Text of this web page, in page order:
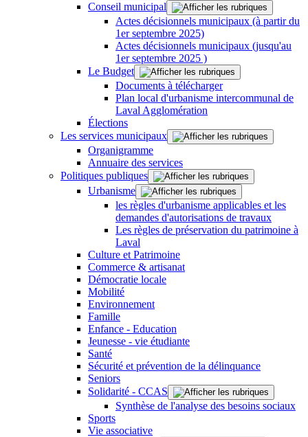
Conseil municipal
Actes décisionnels municipaux (à partir du
1er septembre 2025)
Actes décisionnels municipaux (jusqu'au
1er septembre 2025 )
Le Budget
Documents à télécharger
Plan local d'urbanisme intercommunal de
Laval Agglomération
Élections
Les services municipaux
Organigramme
Annuaire des services
Politiques publiques
Urbanisme
les règles d'urbanisme applicables et les
demandes d'autorisations de travaux
Les règles de préservation du patrimoine à
Laval
Culture et Patrimoine
Commerce & artisanat
Démocratie locale
Mobilité
Environnement
Famille
Enfance - Education
Jeunesse - vie étudiante
Santé
Sécurité et prévention de la délinquance
Seniors
Solidarité - CCAS
Synthèse de l'analyse des besoins sociaux
Sports
Vie associative